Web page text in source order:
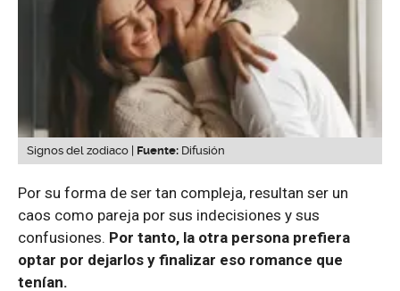
Signos del zodiaco | Fuente: Difusión
Por su forma de ser tan compleja, resultan ser un
caos como pareja por sus indecisiones y sus
confusiones. Por tanto, la otra persona prefiera
optar por dejarlos y finalizar eso romance que
tenían.